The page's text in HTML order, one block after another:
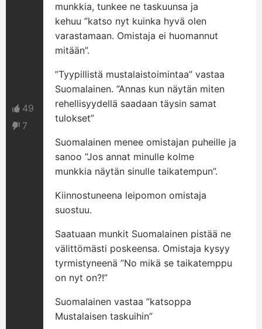
49
7
munkkia, tunkee ne taskuunsa ja
kehuu ”katso nyt kuinka hyvä olen
varastamaan. Omistaja ei huomannut
mitään”.
”Tyypillistä mustalaistoimintaa” vastaa
Suomalainen. ”Annas kun näytän miten
rehellisyydellä saadaan täysin samat
tulokset”
Suomalainen menee omistajan puheille ja
sanoo ”Jos annat minulle kolme
munkkia näytän sinulle taikatempun”.
Kiinnostuneena leipomon omistaja
suostuu.
Saatuaan munkit Suomalainen pistää ne
välittömästi poskeensa. Omistaja kysyy
tyrmistyneenä ”No mikä se taikatemppu
on nyt on?!”
Suomalainen vastaa ”katsoppa
Mustalaisen taskuihin”